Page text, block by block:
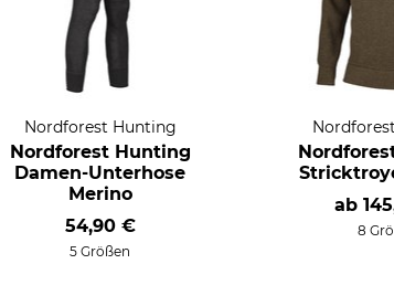
Nordforest Hunting
Nordforest Hunting
Damen-Unterhose
Merino
54,90 €
5 Größen
ab
8